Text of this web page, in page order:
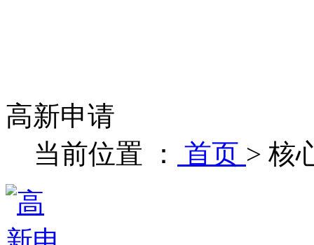
高新申请
当前位置 ：
首页 > 核